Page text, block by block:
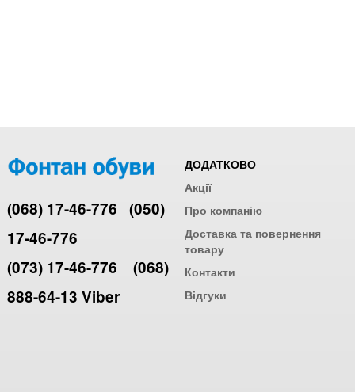
(068) 17-46-776 (050)
17-46-776
(073) 17-46-776
(068)
888-64-13 Viber
ДОДАТКОВО
Акції
Про компанію
Доставка та повернення
товару
Контакти
Відгуки